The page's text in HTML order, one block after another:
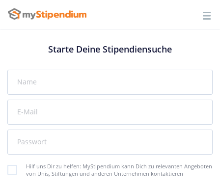
Starte Deine Stipendiensuche
Name
E-Mail
Passwort
Hilf uns Dir zu helfen: MyStipendium kann Dich zu relevanten Angeboten
von Unis, Stiftungen und anderen Unternehmen kontaktieren